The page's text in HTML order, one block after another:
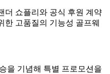
더 쇼플리와 공식 후원 계약
한 고품질의 기능성 골프웨
을 기념해 특별 프로모션을